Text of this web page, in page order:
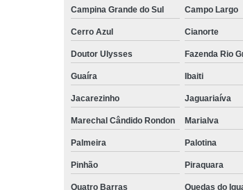
Campina Grande do Sul Campo Largo
Cerro Azul Cianorte
Doutor Ulysses Fazenda Rio
Guaíra Ibaiti
Jacarezinho Jaguariaíva
Marechal Cândido Rondon Marialva
Palmeira Palotina
Pinhão Piraquara
Quatro Barras Quedas do